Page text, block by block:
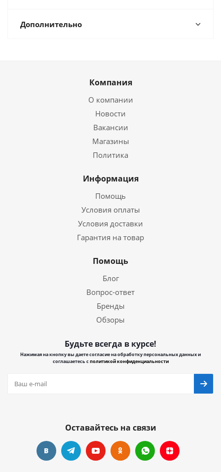
Дополнительно
Компания
О компании
Новости
Вакансии
Магазины
Политика
Информация
Помощь
Условия оплаты
Условия доставки
Гарантия на товар
Помощь
Блог
Вопрос-ответ
Бренды
Обзоры
Будьте всегда в курсе!
Нажимая на кнопку вы даете согласие на обработку персональных данных и
соглашаетесь сполитикой конфиденциальности
Оставайтесь на связи